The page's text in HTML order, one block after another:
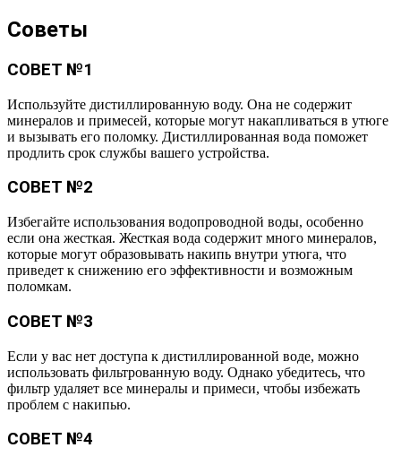
Советы
СОВЕТ №1
Используйте дистиллированную воду. Она не содержит
минералов и примесей, которые могут накапливаться в утюге
и вызывать его поломку. Дистиллированная вода поможет
продлить срок службы вашего устройства.
СОВЕТ №2
Избегайте использования водопроводной воды, особенно
если она жесткая. Жесткая вода содержит много минералов,
которые могут образовывать накипь внутри утюга, что
приведет к снижению его эффективности и возможным
поломкам.
СОВЕТ №3
Если у вас нет доступа к дистиллированной воде, можно
использовать фильтрованную воду. Однако убедитесь, что
фильтр удаляет все минералы и примеси, чтобы избежать
проблем с накипью.
СОВЕТ №4